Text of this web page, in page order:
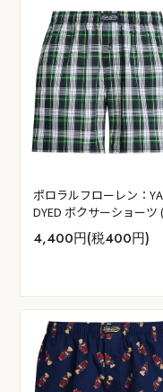
ポロラルフローレン：
DYED ボクサーショーツ
イボーン・プレイド)
4,400円(税400円)